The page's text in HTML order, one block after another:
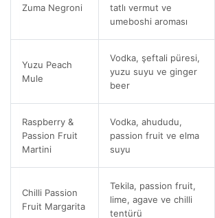
Zuma Negroni
tatlı vermut ve
umeboshi aroması
Yuzu Peach
Mule
Vodka, şeftali püresi,
yuzu suyu ve ginger
beer
Raspberry &
Passion Fruit
Martini
Vodka, ahududu,
passion fruit ve elma
suyu
Chilli Passion
Fruit Margarita
Tekila, passion fruit,
lime, agave ve chilli
tentürü